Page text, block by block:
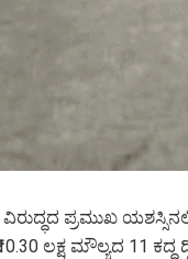
ವಿರುದ್ಧದ ಪ್ರಮುಖ
ಲಕ್ಷ ಮೌಲ್ಯದ 11